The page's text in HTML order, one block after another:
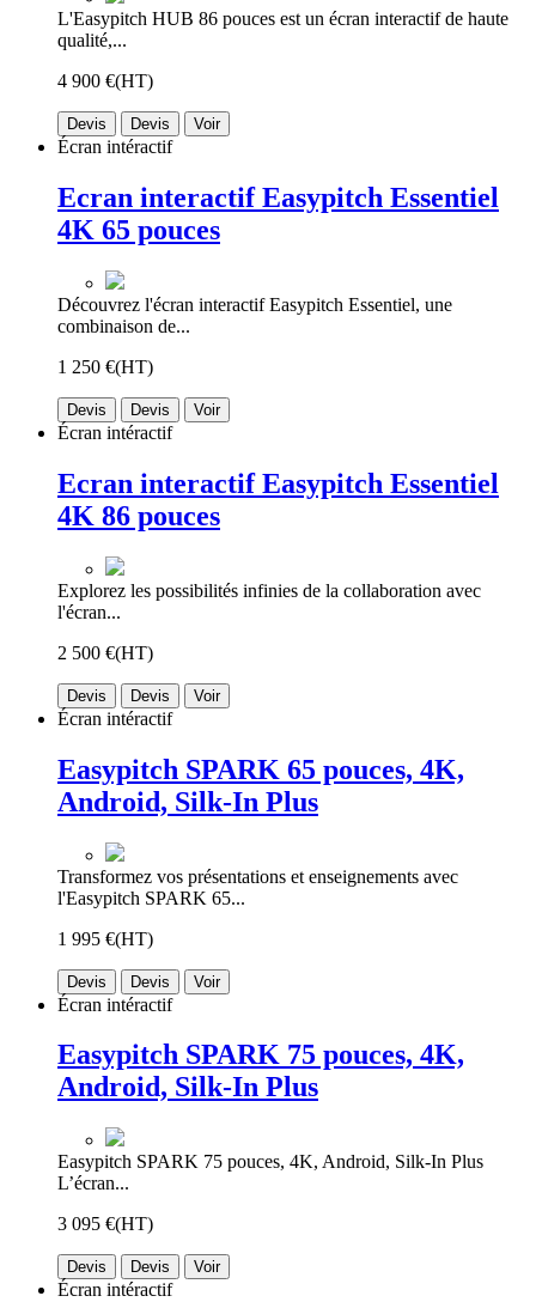
L'Easypitch HUB 86 pouces est un écran interactif de haute
qualité,...
4 900 €(HT)
Devis Devis Voir
Écran intéractif
Ecran interactif Easypitch Essentiel
4K 65 pouces
Découvrez l'écran interactif Easypitch Essentiel, une
combinaison de...
1 250 €(HT)
Devis Devis Voir
Écran intéractif
Ecran interactif Easypitch Essentiel
4K 86 pouces
Explorez les possibilités infinies de la collaboration avec
l'écran...
2 500 €(HT)
Devis Devis Voir
Écran intéractif
Easypitch SPARK 65 pouces, 4K,
Android, Silk-In Plus
Transformez vos présentations et enseignements avec
l'Easypitch SPARK 65...
1 995 €(HT)
Devis Devis Voir
Écran intéractif
Easypitch SPARK 75 pouces, 4K,
Android, Silk-In Plus
Easypitch SPARK 75 pouces, 4K, Android, Silk-In Plus
L’écran...
3 095 €(HT)
Devis Devis Voir
Écran intéractif